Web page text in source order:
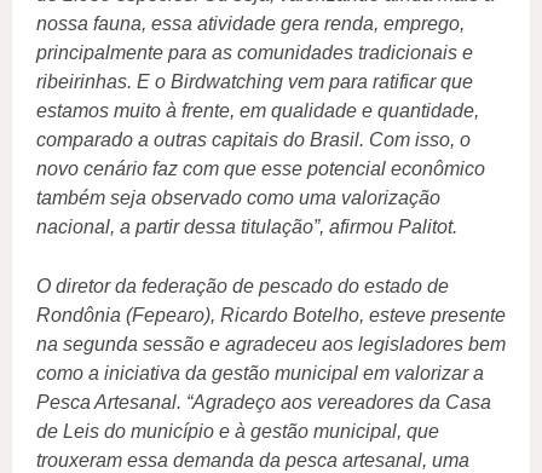
nossa fauna, essa atividade gera renda, emprego,
principalmente para as comunidades tradicionais e
ribeirinhas. E o Birdwatching vem para ratificar que
estamos muito à frente, em qualidade e quantidade,
comparado a outras capitais do Brasil. Com isso, o
novo cenário faz com que esse potencial econômico
também seja observado como uma valorização
nacional, a partir dessa titulação”, afirmou Palitot.
O diretor da federação de pescado do estado de
Rondônia (Fepearo), Ricardo Botelho, esteve presente
na segunda sessão e agradeceu aos legisladores bem
como a iniciativa da gestão municipal em valorizar a
Pesca Artesanal. “Agradeço aos vereadores da Casa
de Leis do município e à gestão municipal, que
trouxeram essa demanda da pesca artesanal, uma